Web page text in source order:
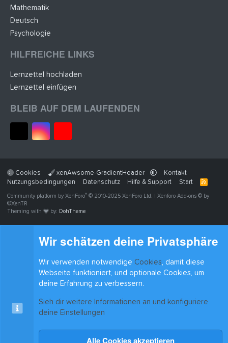
Mathematik
Deutsch
Psychologie
HILFREICHE LINKS
Lernzettel hochladen
Lernzettel einfügen
BLEIB AUF DEM LAUFENDEN
Cookies xenAwsome-GradientHeader
Kontakt
Nutzungsbedingungen
Datenschutz Hilfe & Support Start
R
S
Community platform by XenForo® © 2010-2025 XenForo Ltd. Xenforo Add-ons © by
©XenTR
Theming with
by: DohTheme
Wir schätzen deine Privatsphäre
Wir verwenden notwendige Cookies, damit diese
Webseite funktioniert, und optionale Cookies, um
deine Erfahrung zu verbessern.
Sieh dir weitere Informationen an und konfiguriere
deine Einstellungen
Alle Cookies akzeptieren